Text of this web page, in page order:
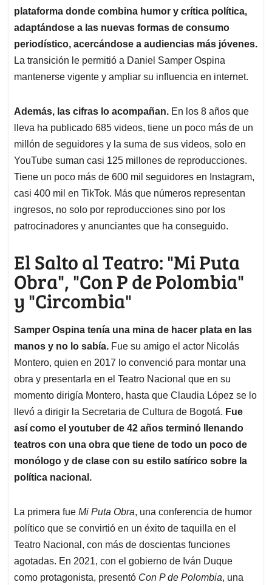
plataforma donde combina humor y crítica política,
adaptándose a las nuevas formas de consumo
periodístico, acercándose a audiencias más jóvenes.
La transición le permitió a Daniel Samper Ospina
mantenerse vigente y ampliar su influencia en internet.
Además, las cifras lo acompañan. En los 8 años que
lleva ha publicado 685 videos, tiene un poco más de un
millón de seguidores y la suma de sus videos, solo en
YouTube suman casi 125 millones de reproducciones.
Tiene un poco más de 600 mil seguidores en Instagram,
casi 400 mil en TikTok. Más que números representan
ingresos, no solo por reproducciones sino por los
patrocinadores y anunciantes que ha conseguido.
El Salto al Teatro: "Mi Puta
Obra", "Con P de Polombia"
y "Circombia"
Samper Ospina tenía una mina de hacer plata en las
manos y no lo sabía. Fue su amigo el actor Nicolás
Montero, quien en 2017 lo convenció para montar una
obra y presentarla en el Teatro Nacional que en su
momento dirigía Montero, hasta que Claudia López se lo
llevó a dirigir la Secretaria de Cultura de Bogotá. Fue
así como el youtuber de 42 años terminó llenando
teatros con una obra que tiene de todo un poco de
monólogo y de clase con su estilo satírico sobre la
política nacional.
La primera fue Mi Puta Obra, una conferencia de humor
político que se convirtió en un éxito de taquilla en el
Teatro Nacional, con más de doscientas funciones
agotadas. En 2021, con el gobierno de Iván Duque
como protagonista, presentó Con P de Polombia, una